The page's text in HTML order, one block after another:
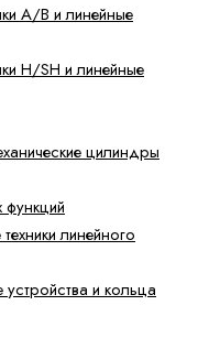
A/B и линейные
H/SH и линейные
цилиндры
функций
линейного
и кольца